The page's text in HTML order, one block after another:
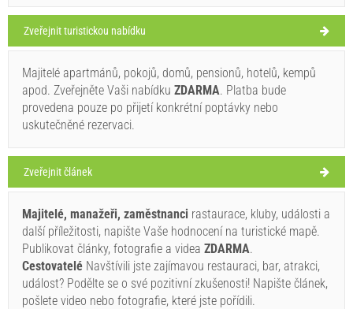
32°C
jasno
sobota,
08.08.26 33°C slabý déšť
neděle,
09.08.26 33°C jasno
Ružmarin (Restaurant) Selca
Ivan Nane (Holiday-Link.Com)
Ulica Stjepana Radića 15
E-mail:ruzmarin.restoran@gmail.com WORKING HOURS
Zveřejnit turistickou nabídku
Majitelé apartmánů, pokojů, domů, pensionů, hotelů, kempů
apod. Zveřejněte Vaši nabídku ZDARMA. Platba bude
provedena pouze po přijetí konkrétní poptávky nebo
uskutečněné rezervaci.
Zveřejnit článek
Majitelé, manažeři, zaměstnanci rastaurace, kluby, události a
další příležitosti, napište Vaše hodnocení na turistické mapě.
Publikovat články, fotografie a videa ZDARMA.
Cestovatelé Navštívili jste zajímavou restauraci, bar, atrakci,
událost? Podělte se o své pozitivní zkušenosti! Napište článek,
pošlete video nebo fotografie, které jste pořídili.